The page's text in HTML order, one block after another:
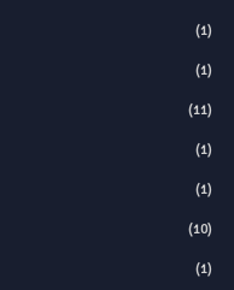
(1)
(1)
(11)
(1)
(1)
(10)
(1)